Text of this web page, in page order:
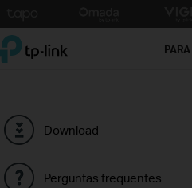
TP-Link, Reliably Smart
Download
Perguntas frequentes